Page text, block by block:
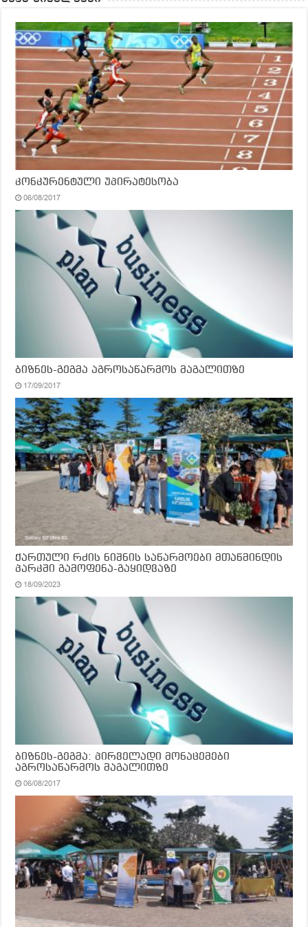
კონკურენტული უპირატესობა
06/08/2017
ბიზნეს-გეგმა აგროსაწარმოს მაგალითზე
17/09/2017
ქართული რძის ნიშნის საწარმოები მთაწმინდის
პარკში გამოფენა-გაყიდვაზე
18/09/2023
ბიზნეს-გეგმა: პირველადი მონაცემები
აგროსაწარმოს მაგალითზე
06/08/2017